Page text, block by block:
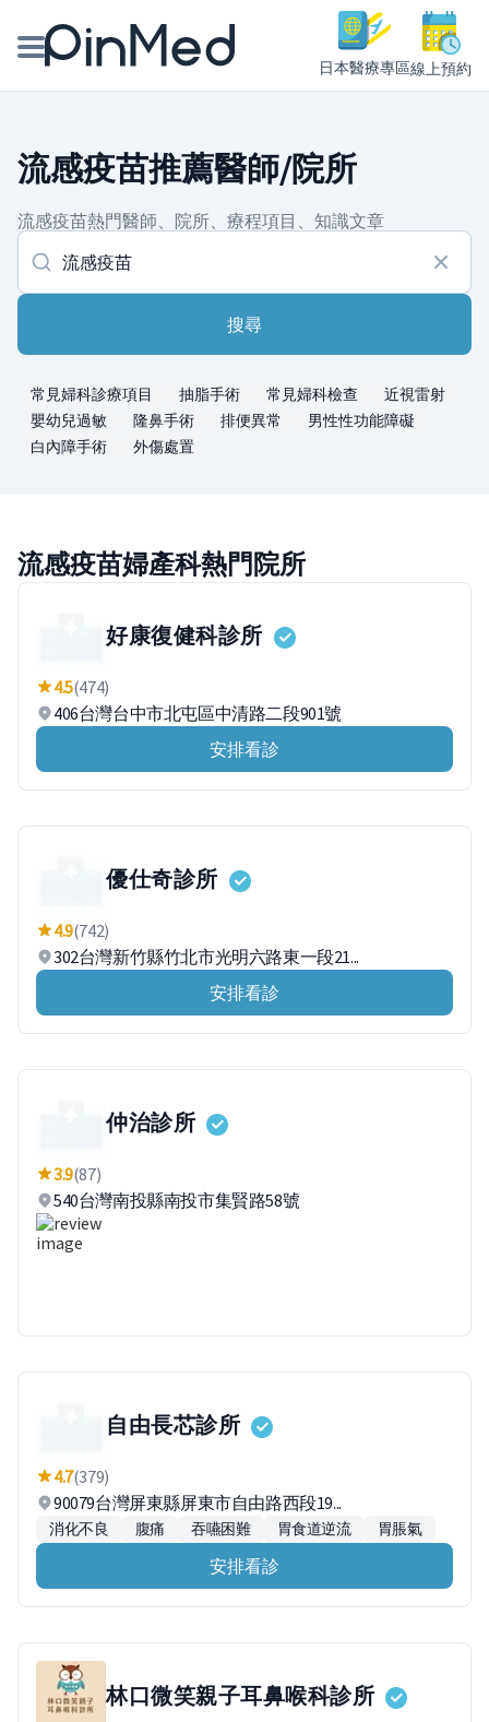
日本醫療專區線上預約
醫師專欄專訪
健康主題館
我是醫療人員
流感疫苗推薦醫師/院所
流感疫苗熱門醫師、院所、療程項目、知識文章
搜尋
常見婦科診療項目 抽脂手術 常見婦科檢查
近視雷射
嬰幼兒過敏
隆鼻手術 排便異常
男性性功能障礙
白內障手術
外傷處置
流感疫苗婦產科熱門院所
好康復健科診所
4.5(474)
406台灣台中市北屯區中清路二段901號
安排看診
優仕奇診所
4.9(742)
302台灣新竹縣竹北市光明六路東一段21...
安排看診
仲治診所
3.9(87)
540台灣南投縣南投市集賢路58號
自由長芯診所
4.7(379)
90079台灣屏東縣屏東市自由路西段19...
消化不良 腹痛 吞嚥困難 胃食道逆流 胃脹氣
安排看診
林口微笑親子耳鼻喉科診所